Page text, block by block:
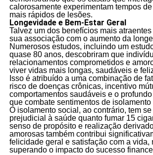
calorosamente experimentam tempos
mais rápidos de lesões.
Longevidade e Bem-Estar Geral
Talvez um dos benefícios mais
sua associação com o aumento da
Numerosos estudos, incluindo um
quase 80 anos, descobriram que
relacionamentos comprometidos e
viver vidas mais longas, saudáveis e
Isso é atribuído a uma combinação de
risco de doenças crônicas, incentivo
comportamentos saudáveis e o
que combate sentimentos de isolamento
O isolamento social, ao contrário, tem
prejudicial à saúde quanto fumar 15
senso de propósito e realização
amorosas também contribui
felicidade geral e satisfação com a vida,
superando o impacto do sucesso